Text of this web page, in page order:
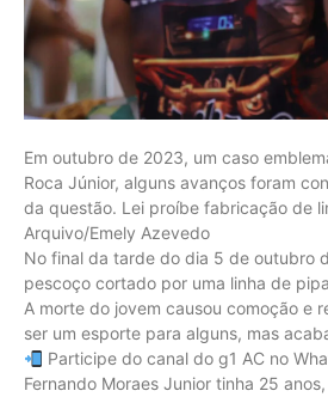
Em outubro de 2023, um caso
Roca Júnior, alguns avanços foram
da questão. Lei proíbe fabricação de
Arquivo/Emely Azevedo
No final da tarde do dia 5 de outubro
pescoço cortado por uma linha de
A morte do jovem causou comoção e
ser um esporte para alguns, mas
Participe do canal do g1 AC no
Fernando Moraes Junior tinha 25